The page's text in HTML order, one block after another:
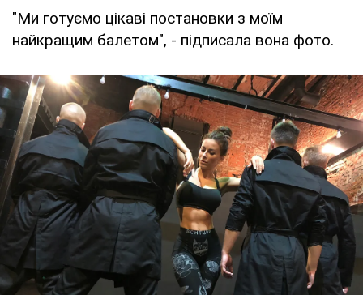
"Ми готуємо цікаві постановки з моїм
найкращим балетом", - підписала вона фото.